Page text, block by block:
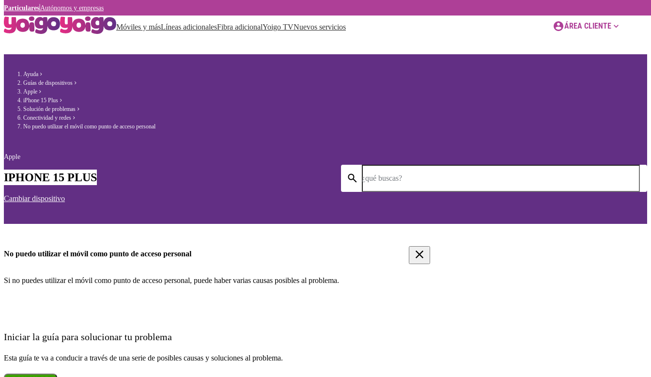
Particulares Autónomos y empresas
Móviles y másLíneas adicionalesFibra adicionalYoigo TVNuevos servicios ÁREA CLIENTE
Ayuda
Guías de dispositivos
Apple
iPhone 15 Plus
Solución de problemas
Conectividad y redes
No puedo utilizar el móvil como punto de acceso personal
Apple
IPHONE 15 PLUS
Cambiar dispositivo
¿qué buscas?
No puedo utilizar el móvil como punto de acceso personal
Si no puedes utilizar el móvil como punto de acceso personal, puede haber varias causas posibles al problema.
Iniciar la guía para solucionar tu problema
Esta guía te va a conducir a través de una serie de posibles causas y soluciones al problema.